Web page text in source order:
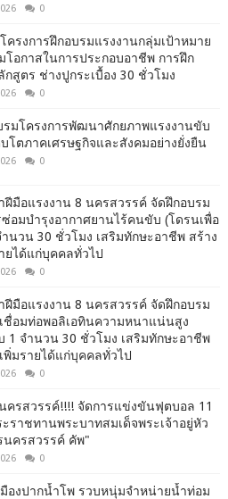
0
ครงการฝึกอบรมแรงงานกลุ่มเป้าหมาย
โอกาสในการประกอบอาชีพ การฝึก
กสูตร ช่างปูกระเบื้อง 30 ชั่วโมง
0
รมโครงการพัฒนาศักยภาพแรงงานขับ
บโตภาคเศรษฐกิจและสังคมอย่างยั่งยืน
0
มือแรงงาน 8 นครสวรรค์ จัดฝึกอบรม
อมบำรุงอากาศยานไร้คนขับ (โดรนเพื่อ
ำนวน 30 ชั่วโมง เสริมทักษะอาชีพ สร้าง
ยได้แก่บุคคลทั่วไป
0
มือแรงงาน 8 นครสวรรค์ จัดฝึกอบรม
ชื่อมท่อพอลิเอทินความหนาแน่นสูง
1 จำนวน 30 ชั่วโมง เสริมทักษะอาชีพ
พิ่มรายได้แก่บุคคลทั่วไป
0
ครสวรรค์!!!! จัดการแข่งขันฟุตบอล 11
ราชทานพระบาทสมเด็จพระเจ้าอยู่หัว
นครสวรรค์ คัพ"
0
มืองปากน้ำโพ รวบหนุ่มจำหน่ายน้ำท่อม